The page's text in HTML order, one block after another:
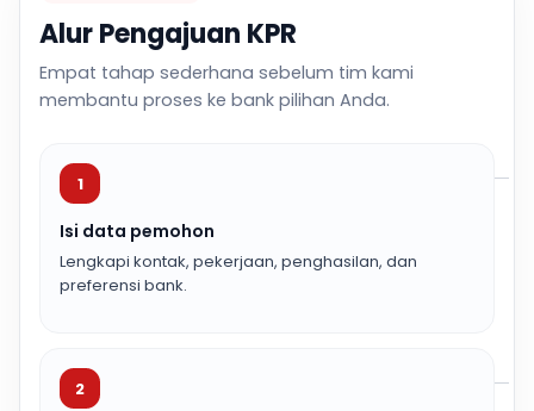
Alur Pengajuan KPR
Empat tahap sederhana sebelum tim kami
membantu proses ke bank pilihan Anda.
1
Isi data pemohon
Lengkapi kontak, pekerjaan, penghasilan, dan
preferensi bank.
2